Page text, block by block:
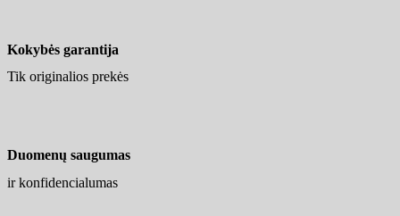
Kokybės garantija
Tik originalios prekės
Duomenų saugumas
ir konfidencialumas